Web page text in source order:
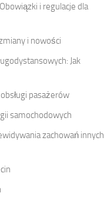
i regulacje dla
i nowości
Jak
pasażerów
samochodowych
zachowań innych